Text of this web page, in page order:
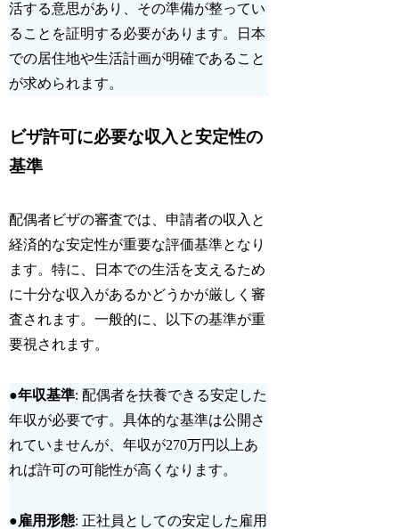
活する意思があり、その準備が整ってい
ることを証明する必要があります。日本
での居住地や生活計画が明確であること
が求められます。
ビザ許可に必要な収入と安定性の
基準
配偶者ビザの審査では、申請者の収入と
経済的な安定性が重要な評価基準となり
ます。特に、日本での生活を支えるため
に十分な収入があるかどうかが厳しく審
査されます。一般的に、以下の基準が重
要視されます。
●年収基準: 配偶者を扶養できる安定した
年収が必要です。具体的な基準は公開さ
れていませんが、年収が270万円以上あ
れば許可の可能性が高くなります。
●雇用形態: 正社員としての安定した雇用